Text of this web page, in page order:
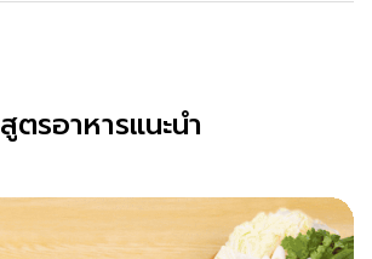
สูตรอาหารแนะนำ